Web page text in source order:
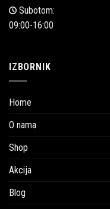
Subotom:
09:00-16:00
IZBORNIK
Home
O nama
Shop
Akcija
Blog